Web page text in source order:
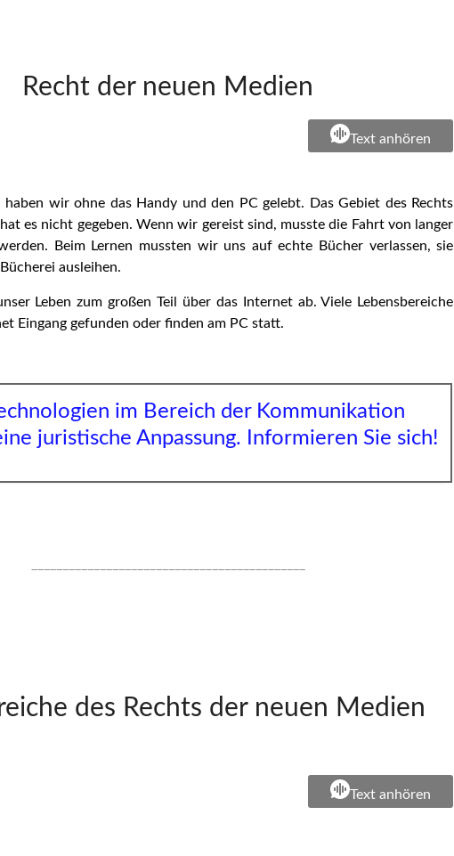
Recht der neuen Medien
Text anhören
haben wir ohne das Handy und den PC gelebt. Das Gebiet des Rechts
es nicht gegeben. Wenn wir gereist sind, musste die Fahrt von langer
Beim Lernen mussten wir uns auf echte Bücher verlassen, sie
ausleihen.
Leben zum großen Teil über das Internet ab. Viele Lebensbereiche
Eingang gefunden oder finden am PC statt.
im Bereich der Kommunikation
juristische Anpassung. Informieren Sie sich!
des Rechts der neuen Medien
Text anhören